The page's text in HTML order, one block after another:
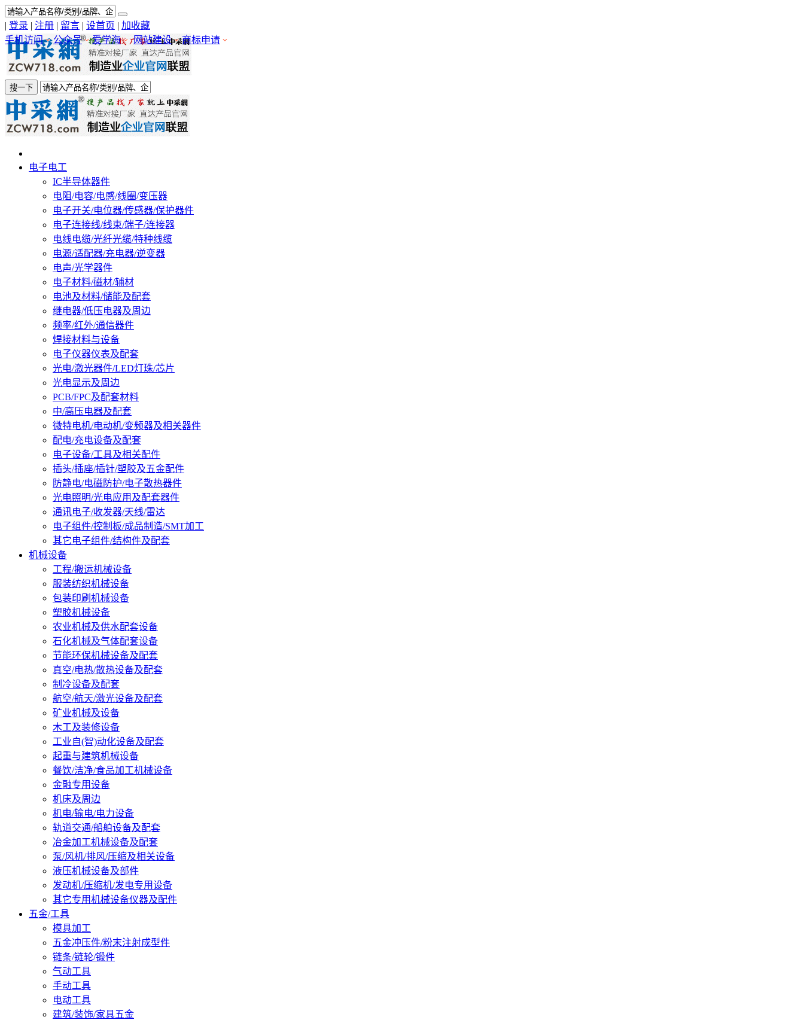
| 登录 | 注册 | 留言 | 设首页 | 加收藏
手机访问
公众号 爱学海 网站建设 商标申请
搜一下
电子电工
IC半导体器件
电阻/电容/电感/线圈/变压器
电子开关/电位器/传感器/保护器件
电子连接线/线束/端子/连接器
电线电缆/光纤光缆/特种线缆
电源/适配器/充电器/逆变器
电声/光学器件
电子材料/磁材/辅材
电池及材料/储能及配套
继电器/低压电器及周边
频率/红外/通信器件
焊接材料与设备
电子仪器仪表及配套
光电/激光器件/LED灯珠/芯片
光电显示及周边
PCB/FPC及配套材料
中/高压电器及配套
微特电机/电动机/变频器及相关器件
配电/充电设备及配套
电子设备/工具及相关配件
插头/插座/插针/塑胶及五金配件
防静电/电磁防护/电子散热器件
光电照明/光电应用及配套器件
通讯电子/收发器/天线/雷达
电子组件/控制板/成品制造/SMT加工
其它电子组件/结构件及配套
机械设备
工程/搬运机械设备
服装纺织机械设备
包装印刷机械设备
塑胶机械设备
农业机械及供水配套设备
石化机械及气体配套设备
节能环保机械设备及配套
真空/电热/散热设备及配套
制冷设备及配套
航空/航天/激光设备及配套
矿业机械及设备
木工及装修设备
工业自(智)动化设备及配套
起重与建筑机械设备
餐饮/洁净/食品加工机械设备
金融专用设备
机床及周边
机电/输电/电力设备
轨道交通/船舶设备及配套
冶金加工机械设备及配套
泵/风机/排风/压缩及相关设备
液压机械设备及部件
发动机/压缩机/发电专用设备
其它专用机械设备仪器及配件
五金/工具
模具加工
五金冲压件/粉末注射成型件
链条/链轮/锻件
气动工具
手动工具
电动工具
建筑/装饰/家具五金